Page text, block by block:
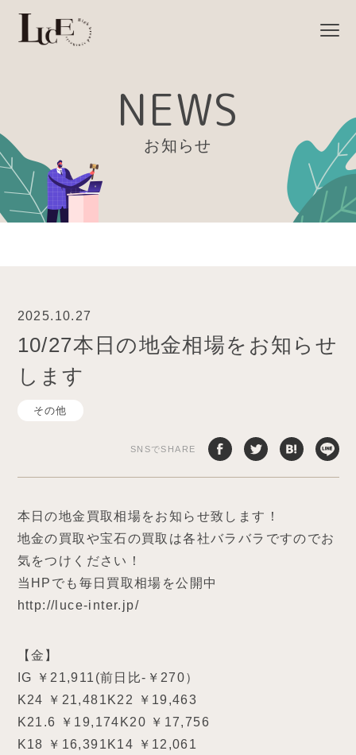
NEWS
お知らせ
2025.10.27
10/27本日の地金相場をお知らせ
します
その他
SNSでSHARE
本日の地金買取相場をお知らせ致します！
地金の買取や宝石の買取は各社バラバラですのでお
気をつけください！
当HPでも毎日買取相場を公開中
http://luce-inter.jp/
【金】
IG ￥21,911(前日比-￥270）
K24 ￥21,481K22 ￥19,463
K21.6 ￥19,174K20 ￥17,756
K18 ￥16,391K14 ￥12,061